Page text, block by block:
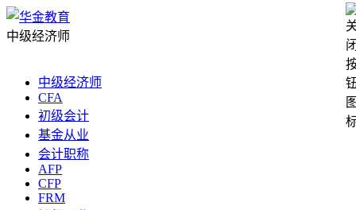
中级经济师
中级经济师
CFA
初级会计
基金从业
会计职称
AFP
CFP
FRM